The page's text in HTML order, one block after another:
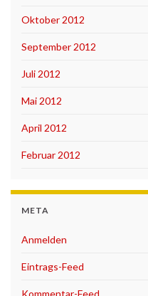
Oktober 2012
September 2012
Juli 2012
Mai 2012
April 2012
Februar 2012
META
Anmelden
Eintrags-Feed